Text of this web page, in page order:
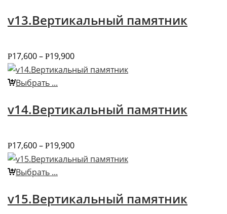
v13.Вертикальный памятник
Р17,600– Р19,900
Выбрать ...
v14.Вертикальный памятник
Р17,600– Р19,900
Выбрать ...
v15.Вертикальный памятник